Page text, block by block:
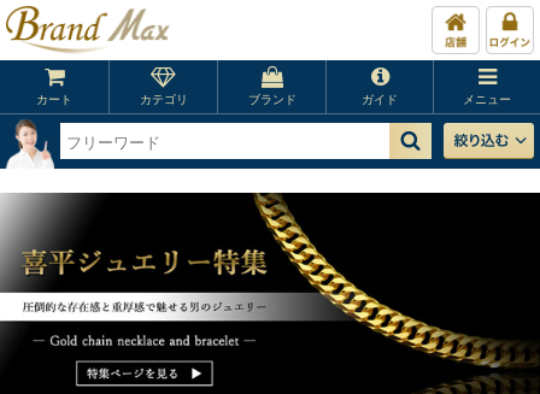
カート カテゴリ ブランド ガイド メニュー